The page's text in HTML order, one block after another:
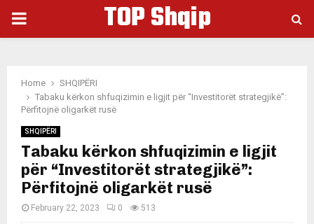
PRIMARY
TOP Shqip
Home
SHQIPËRI
Tabaku kërkon shfuqizimin e ligjit për “Investitorët strategjikë”:
Përfitojnë oligarkët rusë
SHQIPËRI
Tabaku kërkon shfuqizimin e ligjit
për “Investitorët strategjikë”:
Përfitojnë oligarkët rusë
February 22, 2023 0 513